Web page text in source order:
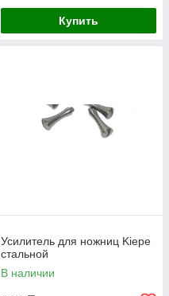
Купить
Усилитель для ножниц Kiepe
стальной
В наличии